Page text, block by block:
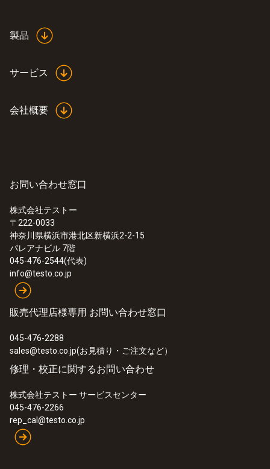
:0632 3510 70
testo 350 J - O2 / NOx セット
製品
サービス
会社概要
お問い合わせ窓口
株式会社テストー
〒222-0033
神奈川県横浜市港北区新横浜2-2-15
パレアナビル 7階
045-476-2544(代表)
info@testo.co.jp
販売代理店様専用 お問い合わせ窓口
045-476-2288
sales@testo.co.jp(お見積り・ご注文など）
修理・校正に関するお問い合わせ
株式会社テストー サービスセンター
045-476-2266
rep_cal@testo.co.jp